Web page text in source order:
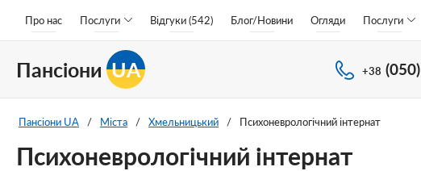
Про нас Послуги Відгуки (542) Блог/Новини Огляди Послуги
Пансіони UA +38 (050)
Пансіони UA / Міста / Хмельницький / Психоневрологічний інтернат
Психоневрологічний інтернат